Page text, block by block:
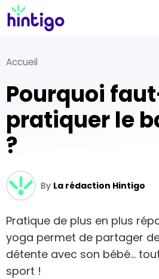
Accueil
Pourquoi faut-il
pratiquer le
?
By La rédaction Hintigo
Pratique de plus en plus
yoga permet de partager
détente avec son bébé…
sport !